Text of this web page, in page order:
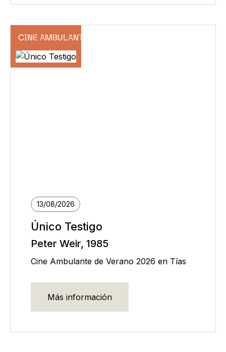
CINE AMBULANTE DE VERANO
13/08/2026
Único Testigo
Peter Weir, 1985
Cine Ambulante de Verano 2026 en Tías
Más información